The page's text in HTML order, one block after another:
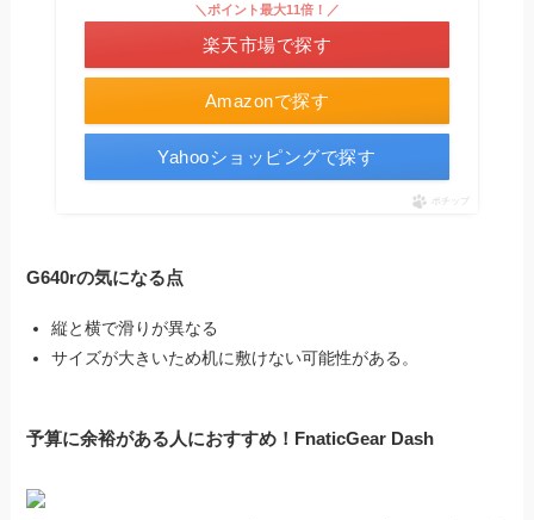
Amazonで探す
＼ポイント最大11倍！／
楽天市場で探す
Yahooショッピングで探す
ポチップ
G640rの気になる点
縦と横で滑りが異なる
サイズが大きいため机に敷けない可能性がある。
予算に余裕がある人におすすめ！FnaticGear Dash